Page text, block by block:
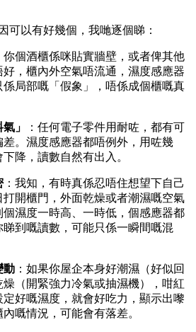
可以有好幾個，我哋逐個睇：
你個酒櫃係咪貼實牆壁，或者俾其他
，櫃內外空氣唔流通，濕度感應器
局部嘅「假象」，唔係成個櫃嘅真
」
：任何電子零件用耐咗，都有可
。濕度感應器都唔例外，用咗幾
降，讀數自然有出入。
：我知，有時真係忍唔住想望下自己
打開櫃門，外面乾燥或者潮濕嘅空氣
濕度一時高、一時低，個感應器都
到嘅讀數，可能只係一瞬間嘅混
動 ：如果你屋企本身好潮濕（好似回
（開緊強力冷氣或抽濕機），咁紅
好嘅濕度，就會好吃力，顯示出嚟
嘅情況，可能會有落差。